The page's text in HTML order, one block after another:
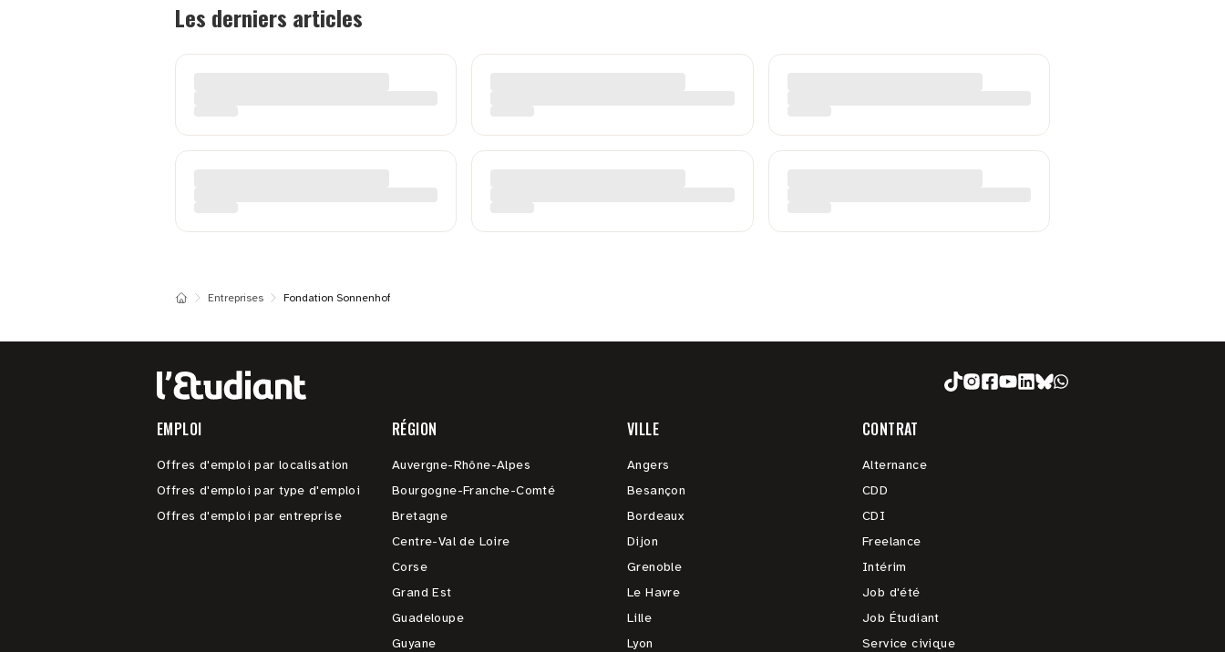
Les derniers articles
Entreprises Fondation Sonnenhof
EMPLOI
Offres d'emploi par localisation
Offres d'emploi par type d'emploi
Offres d'emploi par entreprise
RÉGION
Auvergne-Rhône-Alpes
Bourgogne-Franche-Comté
Bretagne
Centre-Val de Loire
Corse
Grand Est
Guadeloupe
Guyane
VILLE
Angers
Besançon
Bordeaux
Dijon
Grenoble
Le Havre
Lille
Lyon
CONTRAT
Alternance
CDD
CDI
Freelance
Intérim
Job d'été
Job Étudiant
Service civique